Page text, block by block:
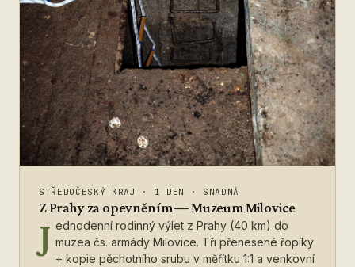
STŘEDOČESKÝ KRAJ · 1 DEN · SNADNÁ
Z Prahy za opevněním — Muzeum Milovice
J ednodenní rodinný výlet z Prahy (40 km) do
muzea čs. armády Milovice. Tři přenesené řopíky
+ kopie pěchotního srubu v měřítku 1:1 a venkovní